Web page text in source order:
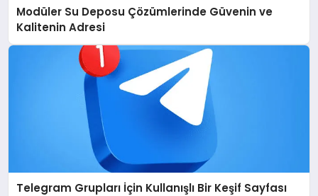
Modüler Su Deposu Çözümlerinde Güvenin ve
Kalitenin Adresi
Telegram Grupları İçin Kullanışlı Bir Keşif Sayfası